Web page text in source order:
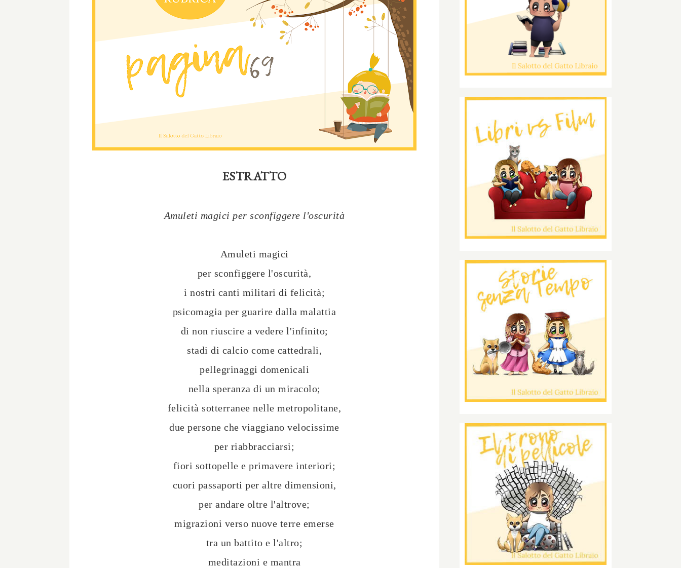
ESTRATTO
Amuleti magici per sconfiggere l'oscurità
Amuleti magici
per sconfiggere l'oscurità,
i nostri canti militari di felicità;
psicomagia per guarire dalla malattia
di non riuscire a vedere l'infinito;
stadi di calcio come cattedrali,
pellegrinaggi domenicali
nella speranza di un miracolo;
felicità sotterranee nelle metropolitane,
due persone che viaggiano velocissime
per riabbracciarsi;
fiori sottopelle e primavere interiori;
cuori passaporti per altre dimensioni,
per andare oltre l'altrove;
migrazioni verso nuove terre emerse
tra un battito e l'altro;
meditazioni e mantra